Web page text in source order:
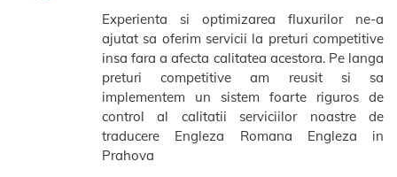
Experienta si optimizarea fluxurilor ne-a
ajutat sa oferim servicii la preturi competitive
insa fara a afecta calitatea acestora. Pe langa
preturi competitive am reusit si sa
implementem un sistem foarte riguros de
control al calitatii serviciilor noastre de
traducere Engleza Romana Engleza in
Prahova